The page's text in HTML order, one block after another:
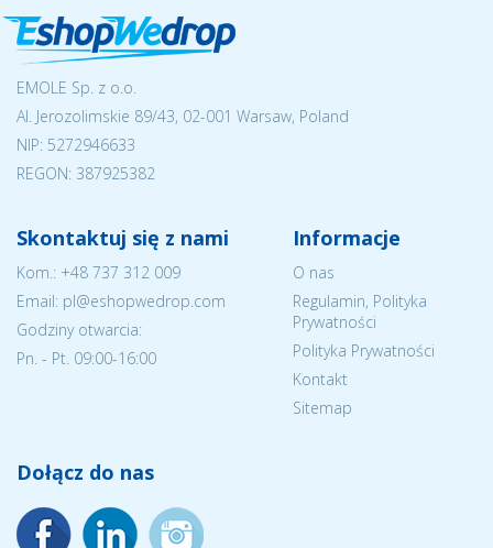
EMOLE Sp. z o.o.
Al. Jerozolimskie 89/43, 02-001 Warsaw, Poland
NIP: 5272946633
REGON: 387925382
Skontaktuj się z nami
Kom.: +48 737 312 009
Email: pl@eshopwedrop.com
Godziny otwarcia:
Pn. - Pt. 09:00-16:00
Informacje
O nas
Regulamin, Polityka
Prywatności
Polityka Prywatności
Kontakt
Sitemap
Dołącz do nas